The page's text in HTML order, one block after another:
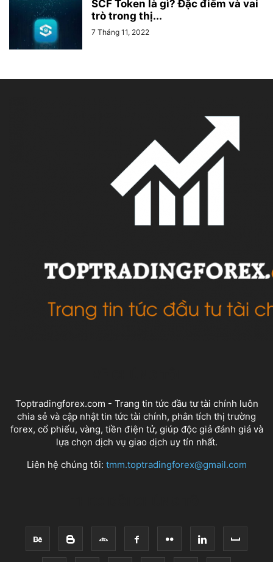
SCF Token là gì? Đặc điểm và vai
trò trong thị...
7 Tháng 11, 2022
Toptradingforex.com - Trang tin tức đầu tư tài chính luôn
chia sẻ và cập nhật tin tức tài chính, phân tích thị trường
forex, cổ phiếu, vàng, tiền điện tử, giúp độc giả đánh giá và
lựa chọn dịch vụ giao dịch uy tín nhất.
Liên hệ chúng tôi: tmm.toptradingforex@gmail.com